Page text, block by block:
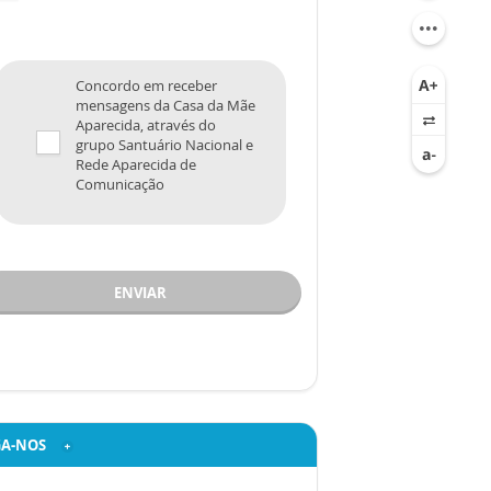
Concordo em receber
mensagens da Casa da Mãe
Aparecida, através do
grupo Santuário Nacional e
Rede Aparecida de
Comunicação
ENVIAR
NOS